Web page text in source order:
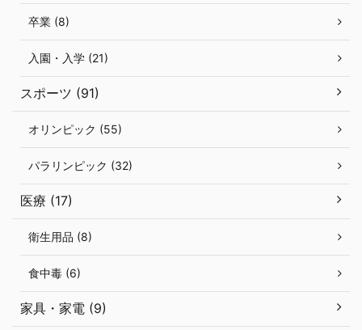
卒業 (8)
入園・入学 (21)
スポーツ (91)
オリンピック (55)
パラリンピック (32)
医療 (17)
衛生用品 (8)
食中毒 (6)
家具・家電 (9)